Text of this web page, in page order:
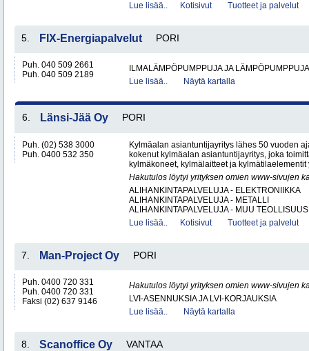
Lue lisää..
Kotisivut Tuotteet ja palvelut
5. FIX-Energiapalvelut PORI
Puh. 040 509 2661
Puh. 040 509 2189
ILMALÄMPÖPUMPPUJA JA LÄMPÖPUMPPUJA
Lue lisää..
Näytä kartalla
6. Länsi-Jää Oy PORI
Puh. (02) 538 3000
Puh. 0400 532 350
Kylmäalan asiantuntijayritys lähes 50 vuoden
kokenut kylmäalan asiantuntijayritys, joka
kylmäkoneet, kylmälaitteet ja kylmätilaelementit
Hakutulos löytyi yrityksen omien www-sivujen
ALIHANKINTAPALVELUJA - ELEKTRONIIKKA
ALIHANKINTAPALVELUJA - METALLI
ALIHANKINTAPALVELUJA - MUU
Lue lisää..
Kotisivut Tuotteet ja palvelut
7. Man-Project Oy PORI
Puh. 0400 720 331
Puh. 0400 720 331
Faksi (02) 637 9146
Hakutulos löytyi yrityksen omien www-sivujen
LVI-ASENNUKSIA JA LVI-KORJAUKSIA
Lue lisää..
Näytä kartalla
8. Scanoffice Oy VANTAA